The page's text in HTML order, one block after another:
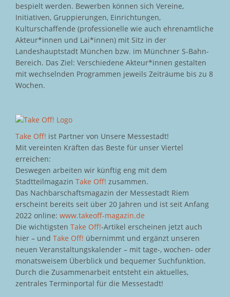
bespielt werden. Bewerben können sich Vereine,
Initiativen, Gruppierungen, Einrichtungen,
Kulturschaffende (professionelle wie auch ehrenamtliche
Akteur*innen und Lai*innen) mit Sitz in der
Landeshauptstadt München bzw. im Münchner S-Bahn-
Bereich. Das Ziel: Verschiedene Akteur*innen gestalten
mit wechselnden Programmen jeweils Zeiträume bis zu 8
Wochen.
Take Off! ist Partner von Unsere Messestadt!
Mit vereinten Kräften das Beste für unser Viertel
erreichen:
Deswegen arbeiten wir künftig eng mit dem
Stadtteilmagazin Take Off! zusammen.
Das Nachbarschaftsmagazin der Messestadt Riem
erscheint bereits seit über 20 Jahren und ist seit Anfang
2022 online: www.takeoff-magazin.de
Die wichtigsten Take Off!-Artikel erscheinen jetzt auch
hier – und Take Off! übernimmt und ergänzt unseren
neuen Veranstaltungskalender – mit tage-, wochen- oder
monatsweisem Überblick und bequemer Suchfunktion.
Durch die Zusammenarbeit entsteht ein aktuelles,
zentrales Terminportal für die Messestadt!